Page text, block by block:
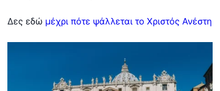
Δες εδώ μέχρι πότε ψάλλεται το Χριστός Ανέστη